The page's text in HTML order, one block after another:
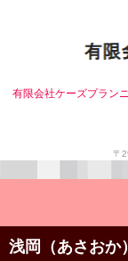
有限会社ケーズプラン
〒
浅岡（あさおか）